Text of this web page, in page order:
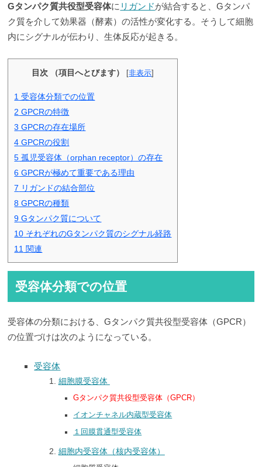
Gタンパク質共役型受容体に リガンドが結合すると、Gタンパ
ク質を介して効果器（酵素）の活性が変化する。そうして細胞
内にシグナルが伝わり、生体反応が起きる。
目次 （項目へとびます） [非表示]
1 受容体分類での位置
2 GPCRの特徴
3 GPCRの存在場所
4 GPCRの役割
5 孤児受容体（orphan receptor）の存在
6 GPCRが極めて重要である理由
7 リガンドの結合部位
8 GPCRの種類
9 Gタンパク質について
10 それぞれのGタンパク質のシグナル経路
11 関連
受容体分類での位置
受容体の分類における、Gタンパク質共役型受容体（GPCR）
の位置づけは次のようになっている。
受容体
細胞膜受容体
Gタンパク質共役型受容体（GPCR）
イオンチャネル内蔵型受容体
１回膜貫通型受容体
細胞内受容体（核内受容体）